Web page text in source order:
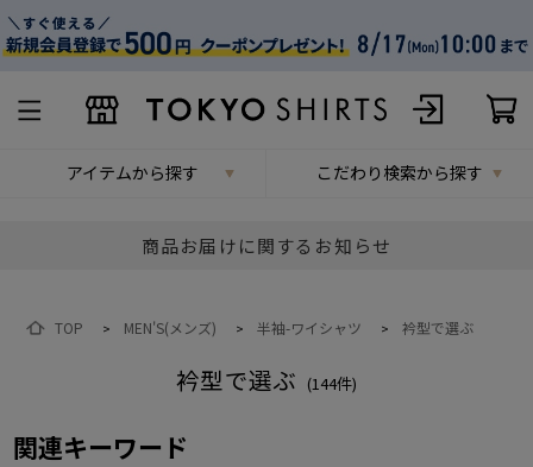
アイテムから探す こだわり検索から探す
商品お届けに関するお知らせ
TOP > MEN'S(メンズ) > 半袖-ワイシャツ > 衿型で選ぶ
衿型で選ぶ (144件)
関連キーワード